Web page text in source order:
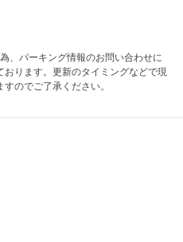
、パーキング情報のお問い合わせに
ります。更新のタイミングなどで現
のでご了承ください。